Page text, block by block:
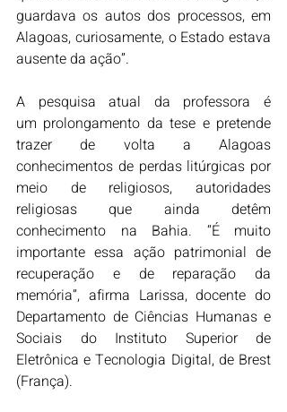
guardava os autos dos processos, em
Alagoas, curiosamente, o Estado estava
ausente da ação”.
A pesquisa atual da professora é
um prolongamento da tese e pretende
trazer de volta a Alagoas
conhecimentos de perdas litúrgicas por
meio de religiosos, autoridades
religiosas que ainda detêm
conhecimento na Bahia. “É muito
importante essa ação patrimonial de
recuperação e de reparação da
memória”, afirma Larissa, docente do
Departamento de Ciências Humanas e
Sociais do Instituto Superior de
Eletrônica e Tecnologia Digital, de Brest
(França).